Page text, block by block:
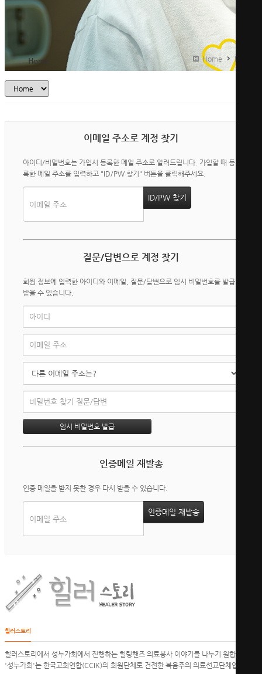
Home Home Home
이메일 주소로 계정 찾기
아이디/비밀번호는 가입시 등록한 메일 주소로 알려드립니다. 가입할 때 등
록한 메일 주소를 입력하고 "ID/PW 찾기" 버튼을 클릭해주세요.
질문/답변으로 계정 찾기
회원 정보에 입력한 아이디와 이메일, 질문/답변으로 임시 비밀번호를 발급
받을 수 있습니다.
인증메일 재발송
인증 메일을 받지 못한 경우 다시 받을 수 있습니다.
힐러스토리
힐러스토리에서 성누가회에서 진행하는 힐링핸즈 의료봉사 이야기를 나누기 원합니다.
'성누가회'는 한국교회연합(CCIK)의 회원단체로 건전한 복음주의 의료선교단체입니다.